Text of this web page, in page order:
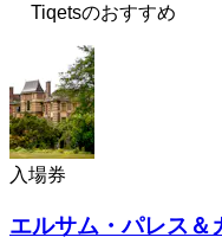
Tiqetsのおすすめ
入場券
エルサム・パレス＆